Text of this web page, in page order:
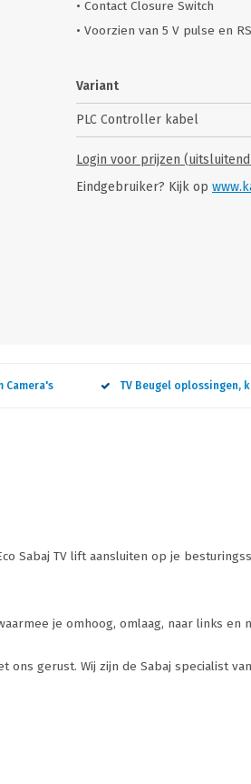
• Contact Closure Switch
• Voorzien van 5 V pulse en
Variant
PLC Controller kabel
Login voor prijzen
Eindgebruiker? Kijk op
Camera's TV Beugel oplossingen,
Sabaj TV lift aansluiten op je
je omhoog, omlaag, naar links en
gerust. Wij zijn de Sabaj specialist